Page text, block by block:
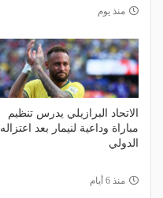
منذ يوم
الاتحاد البرازيلي يدرس تنظيم
مباراة وداعية لنيمار بعد اعتزاله
الدولي
منذ 6 أيام